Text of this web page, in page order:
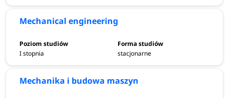
Mechanical engineering
I stopnia stacjonarne
Mechanika i budowa maszyn